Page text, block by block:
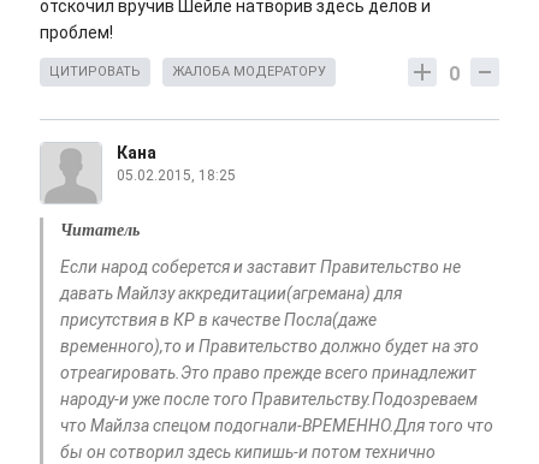
отскочил вручив Шейле натворив здесь делов и
проблем!
0
ЦИТИРОВАТЬ ЖАЛОБА МОДЕРАТОРУ
Кана
05.02.2015, 18:25
Читатель
Если народ соберется и заставит Правительство не
давать Майлзу аккредитации(агремана) для
присутствия в КР в качестве Посла(даже
временного),то и Правительство должно будет на это
отреагировать.Это право прежде всего принадлежит
народу-и уже после того Правительству.Подозреваем
что Майлза спецом подогнали-ВРЕМЕННО.Для того что
бы он сотворил здесь кипишь-и потом технично